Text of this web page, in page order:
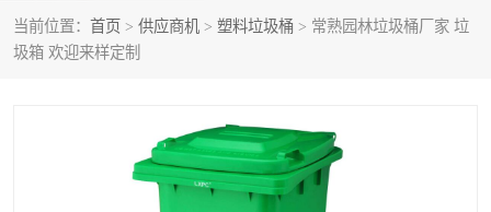
当前位置： 首页 > 供应商机 > 塑料垃圾桶 > 常熟园林垃圾桶厂家 垃
圾箱 欢迎来样定制
防疫岗亭 吸烟岗亭